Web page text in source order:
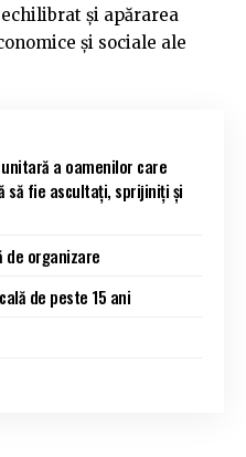
și apărarea
și sociale ale
a oamenilor care
să fie ascultați, sprijiniți și
de organizare
de peste 15 ani